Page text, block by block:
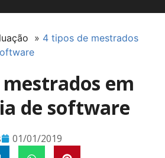
» 4 tipos de mestrados
em
de software
01/01/2019